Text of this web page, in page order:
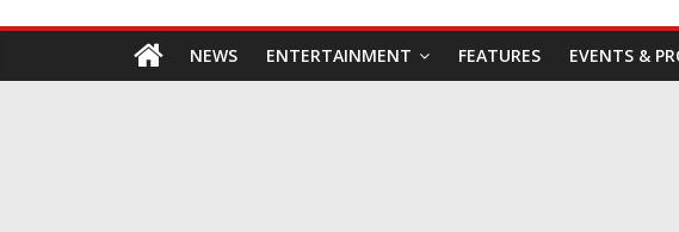
NEWS ENTERTAINMENT FEATURES EVENTS &